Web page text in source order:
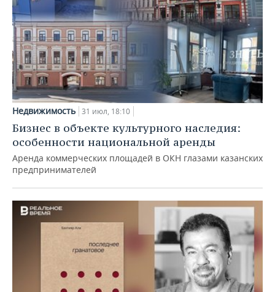
Недвижимость 31 июл, 18:10
Бизнес в объекте культурного наследия:
особенности национальной аренды
Аренда коммерческих площадей в ОКН глазами казанских
предпринимателей